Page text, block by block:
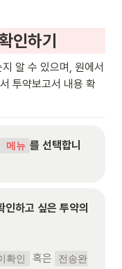
인하기
알 수 있으며, 원에서
투약보고서 내용 확
메뉴 를 선택합니
인하고 싶은 투약의
확인 혹은
전송완